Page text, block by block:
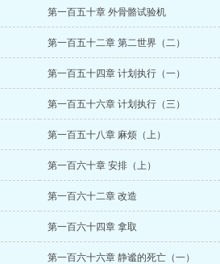
第一百五十章 外骨骼试验机
第一百五十二章 第二世界（二）
第一百五十四章 计划执行（一）
第一百五十六章 计划执行（三）
第一百五十八章 麻烦（上）
第一百六十章 安排（上）
第一百六十二章 改造
第一百六十四章 拿取
第一百六十六章 静谧的死亡（一）